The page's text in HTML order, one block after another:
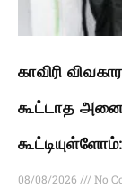
காவிரி
கூட்டாத
08/08/2026
No